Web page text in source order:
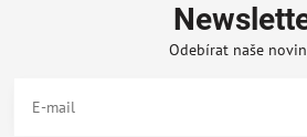
Odebírat naše